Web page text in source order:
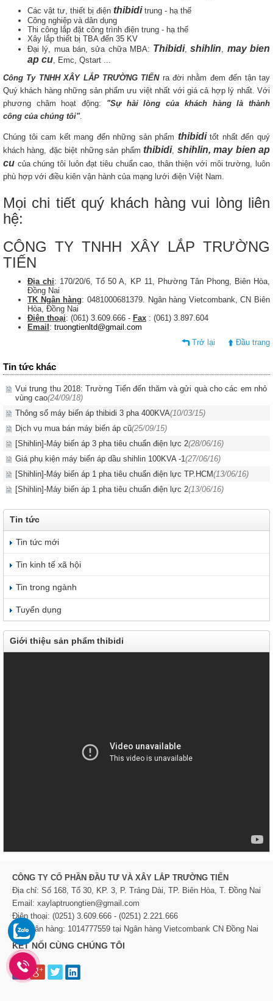
Các vật tư, thiết bị điện thibidi trung - hạ thế
Công nghiệp và dân dụng
Thi công lắp đặt công trình điện trung - hạ thế
Xây lắp thiết bị TBA đến 35 KV
Đại lý, mua bán, sửa chữa MBA: Thibidi ,shihlin
may bien
ap cu , Emc, Qstart ...
Công Ty TNHH XÂY LẮP TRƯỜNG TIẾNra đời nhằm đem đến tận tay
Quý khách hàng những sản phẩm ưu việt nhất với giá cả hợp lý nhất. Với
phương châm hoạt động: "Sự hài lòng của khách hàng là thành
công của chúng tôi".
Chúng tôi cam kết mang đến những sản phẩm thibiditốt nhất đến quý
khách hàng, đặc biệt những sản phẩmthibidi shihlin, may bien ap
cu của chúng tôi luôn đạt tiêu chuẩn cao, thân thiện với môi trường, luôn
phù hợp với điều kiên vận hành của mạng lưới điện Việt Nam.
Mọi chi tiết quý khách hàng vui lòng liên
hệ:
CÔNG TY TNHH XÂY LẮP TRƯỜNG
TIẾN
Địa chỉ: 170/20/6, Tổ 50 A, KP 11, Phường Tân Phong, Biên Hòa,
Đồng Nai
TK Ngân hàng: 0481000681379. Ngân hàng Vietcombank, CN Biên
Hòa, Đồng Nai
Điện thoại: (061) 3.609.666 - Fax : (061) 3.897.604
Email : truongtienltd@gmail.com
Trở lại
Đầu trang
Tin tức khác
Vui trung thu 2018: Trường Tiến đến thăm và gửi quà cho các em nhỏ
vùng cao(24/09/18)
Thông số máy biến áp thibidi 3 pha 400KVA(10/03/15)
Dịch vụ mua bán máy biến áp cũ(25/09/15)
[Shihlin]-Máy biến áp 3 pha tiêu chuẩn điện lực 2(28/06/16)
Giá phụ kiện máy biến áp dầu shihlin 100KVA -1 (27/06/16)
[Shihlin]-Máy biến áp 1 pha tiêu chuẩn điện lực TP.HCM(13/06/16)
[Shihlin]-Máy biến áp 1 pha tiêu chuẩn điện lực 2(13/06/16)
Tin tức
Tin tức mới
Tin kinh tế xã hội
Tin trong ngành
Tuyển dụng
Giới thiệu sản phẩm thibidi
CÔNG TY CỔ PHẦN ĐẦU TƯ VÀ XÂY LẮP TRƯỜNG TIẾN
Địa chỉ: Số 168, Tổ 30, KP. 3, P. Trảng Dài, TP. Biên Hòa, T. Đồng Nai
Email: xaylaptruongtien@gmail.com
Điện thoại: (0251) 3.609.666 - (0251) 2.221.666
TK Ngân hàng: 1014777559 tại Ngân hàng Vietcombank CN Đồng Nai
KẾT NỐI CÙNG CHÚNG TÔI